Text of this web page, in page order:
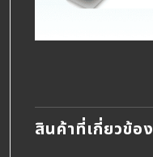
สินค้าที่เกี่ยวข้อง